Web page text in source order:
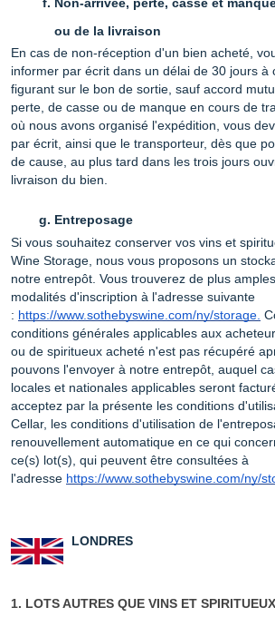
Non-arrivée, perte, casse et
ou de la livraison
En cas de non-réception d'un bien acheté,
informer par écrit dans un délai de 30 jours à
figurant sur le bon de sortie, sauf accord
perte, de casse ou de manque en cours de
où nous avons organisé l'expédition, vous
par écrit, ainsi que le transporteur, dès que
de cause, au plus tard dans les trois jours
livraison du bien.
Entreposage
Si vous souhaitez conserver vos vins et
Wine Storage, nous vous proposons un
notre entrepôt. Vous trouverez de plus
modalités d'inscription à l'adresse suivante
: https://www.sothebyswine.com/ny/storage.
conditions générales applicables aux
ou de spiritueux acheté n'est pas récupéré
pouvons l'envoyer à notre entrepôt, auquel
locales et nationales applicables seront
acceptez par la présente les conditions
Cellar, les conditions d'utilisation de
renouvellement automatique en ce qui
ce(s) lot(s), qui peuvent être consultées à
l'adresse https://www.sothebyswine.com/ny/
LONDRES
1. LOTS AUTRES QUE VINS ET SPIRITUEUX